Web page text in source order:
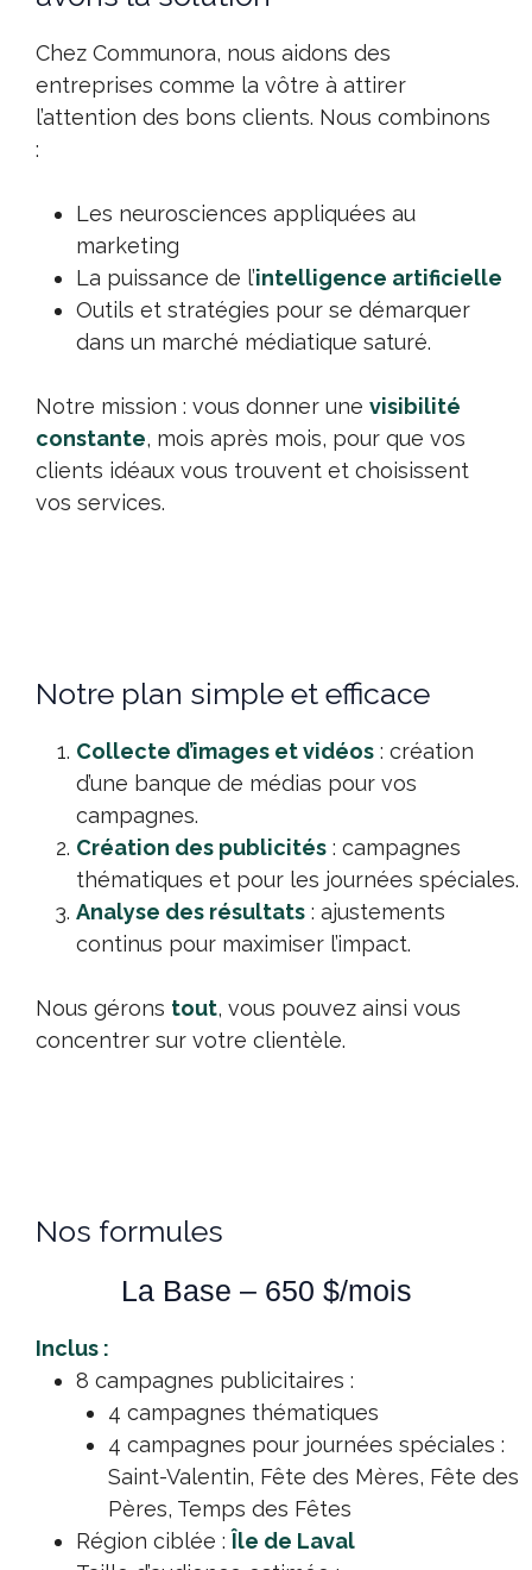
Chez Communora, nous aidons des
entreprises comme la vôtre à attirer
l’attention des bons clients. Nous combinons
:
Les neurosciences appliquées au
marketing
La puissance de l’intelligence artificielle
Outils et stratégies pour se démarquer
dans un marché médiatique saturé.
Notre mission : vous donner une visibilité
constante, mois après mois, pour que vos
clients idéaux vous trouvent et choisissent
vos services.
Notre plan simple et efficace
Collecte d’images et vidéos : création
d’une banque de médias pour vos
campagnes.
Création des publicités : campagnes
thématiques et pour les journées spéciales.
Analyse des résultats : ajustements
continus pour maximiser l’impact.
Nous gérons tout, vous pouvez ainsi vous
concentrer sur votre clientèle.
Nos formules
La Base – 650 $/mois
Inclus :
8 campagnes publicitaires :
4 campagnes thématiques
4 campagnes pour journées spéciales :
Saint-Valentin, Fête des Mères, Fête des
Pères, Temps des Fêtes
Région ciblée : Île de Laval